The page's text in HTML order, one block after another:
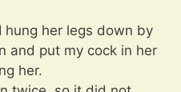
her legs down by
and put my cock in her
her.